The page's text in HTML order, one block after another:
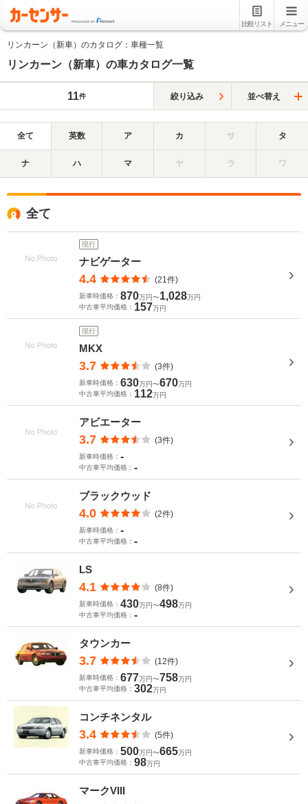
比較リスト メニュー
リンカーン（新車）のカタログ：車種一覧
リンカーン（新車）の車カタログ一覧
11件 絞り込み 並べ替え
全て 英数 ア カ サ タ
ナ ハ マ ヤ ラ ワ
全て
現行
ナビゲーター
4.4 (21件)
新車時価格： 870万円〜1,028万円
中古車平均価格： 157万円
現行
MKX
3.7 (3件)
新車時価格： 630万円〜670万円
中古車平均価格： 112万円
アビエーター
3.7 (3件)
新車時価格： -
中古車平均価格： -
ブラックウッド
4.0 (2件)
新車時価格： -
中古車平均価格： -
LS
4.1 (8件)
新車時価格： 430万円〜498万円
中古車平均価格： -
タウンカー
3.7 (12件)
新車時価格： 677万円〜758万円
中古車平均価格： 302万円
コンチネンタル
3.4 (5件)
新車時価格： 500万円〜665万円
中古車平均価格： 98万円
マークVIII